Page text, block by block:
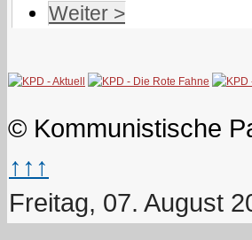
Weiter >
© Kommunistische
↑↑↑
Freitag, 07. August